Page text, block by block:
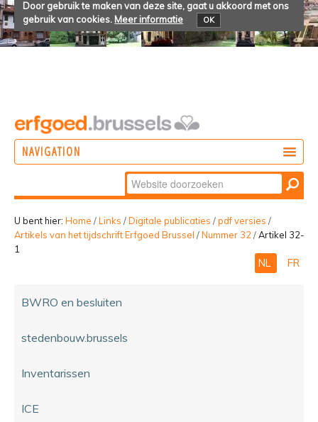
Door gebruik te maken van deze site, gaat u akkoord met ons
gebruik van cookies. Meer informatie OK
NAVIGATION
BELEVEN
Zoek
Geavanceerd
zoeken...
U bent hier: Home /Links /Digitale publicaties /pdf versies /
Artikels van het tijdschrift Erfgoed Brussel /Nummer 32 /Artikel 32-
1
NL FR
BWRO en besluiten
stedenbouw.brussels
Inventarissen
ICE